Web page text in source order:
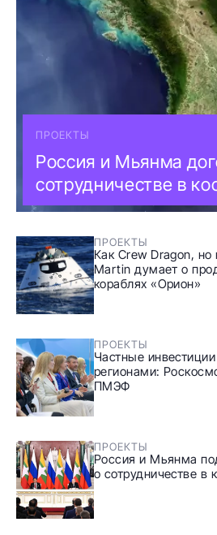
ПРОЕКТЫ
Россия и Мьянма
сотрудничестве в
ПРОЕКТЫ
Как Crew Dragon,
Martin думает о
кораблях «Орион»
ПРОЕКТЫ
Частные
регионами:
ПМЭФ
ПРОЕКТЫ
Россия и Мьянма
о сотрудничестве в